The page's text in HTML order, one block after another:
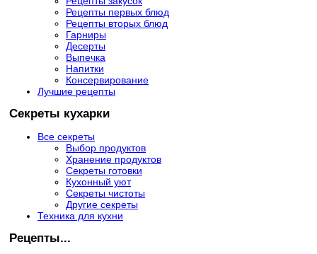
Рецепты первых блюд
Рецепты вторых блюд
Гарниры
Десерты
Выпечка
Напитки
Консервирование
Лучшие рецепты
Секреты кухарки
Все секреты
Выбор продуктов
Хранение продуктов
Секреты готовки
Кухонный уют
Секреты чистоты
Другие секреты
Техника для кухни
Рецепты...